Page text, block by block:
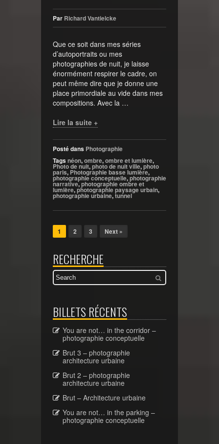
Par Richard Vantielcke
Que ce soit dans mes séries
d’autoportraits ou mes
photographies de nuit, je laisse
énormément respirer le cadre, on
peut même dire que je donne une
place primordiale au vide dans mes
compositions. Avec la …
Lire la suite +
Posté dans Photographie
Tagsnéon,ombre,ombre et lumière,
Photo de nuit,photo de nuit ville,photo
paris, Photographie basse lumière,
photographie conceptuelle,photographie
narrative,photographie ombre et
lumière,photographie paysage urbain,
photographie urbaine,tunnel
1 2 3 Next »
RECHERCHE
BILLETS RÉCENTS
You are not… in the corridor –
photographie conceptuelle
Brut 3 – photographie
architecture urbaine
Brut 2 – photographie
architecture urbaine
Brut – Architecture urbaine
You are not… in the parking –
photographie conceptuelle